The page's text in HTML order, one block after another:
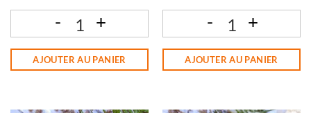
AJOUTER AU PANIER AJOUTER AU PANIER